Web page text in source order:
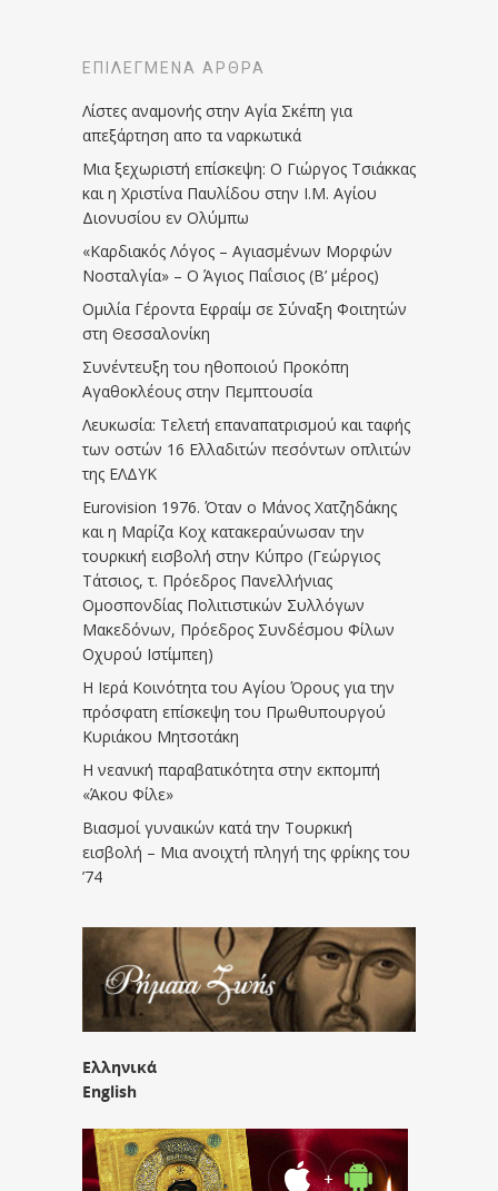
ΕΠΙΛΕΓΜΈΝΑ ΆΡΘΡΑ
Λίστες αναμονής στην Αγία Σκέπη για
απεξάρτηση απο τα ναρκωτικά
Μια ξεχωριστή επίσκεψη: Ο Γιώργος Τσιάκκας
και η Χριστίνα Παυλίδου στην Ι.Μ. Αγίου
Διονυσίου εν Ολύμπω
«Καρδιακός Λόγος – Αγιασμένων Μορφών
Νοσταλγία» – Ο Άγιος Παΐσιος (Β’ μέρος)
Ομιλία Γέροντα Εφραίμ σε Σύναξη Φοιτητών
στη Θεσσαλονίκη
Συνέντευξη του ηθοποιού Προκόπη
Αγαθοκλέους στην Πεμπτουσία
Λευκωσία: Τελετή επαναπατρισμού και ταφής
των οστών 16 Ελλαδιτών πεσόντων οπλιτών
της ΕΛΔΥΚ
Eurovision 1976. Όταν ο Μάνος Χατζηδάκης
και η Μαρίζα Κοχ κατακεραύνωσαν την
τουρκική εισβολή στην Κύπρο (Γεώργιος
Τάτσιος, τ. Πρόεδρος Πανελλήνιας
Ομοσπονδίας Πολιτιστικών Συλλόγων
Μακεδόνων, Πρόεδρος Συνδέσμου Φίλων
Οχυρού Ιστίμπεη)
Η Ιερά Κοινότητα του Αγίου Όρους για την
πρόσφατη επίσκεψη του Πρωθυπουργού
Κυριάκου Μητσοτάκη
Η νεανική παραβατικότητα στην εκπομπή
«Άκου Φίλε»
Βιασμοί γυναικών κατά την Τουρκική
εισβολή – Μια ανοιχτή πληγή της φρίκης του
’74
Ελληνικά
English